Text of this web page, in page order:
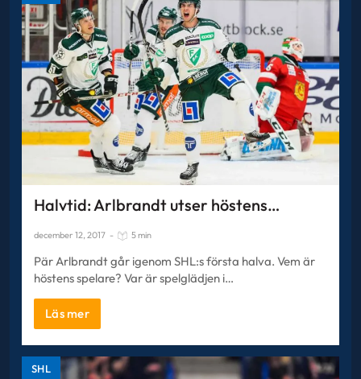
Halvtid: Arlbrandt utser höstens…
december 12, 2017 - 5 min
Pär Arlbrandt går igenom SHL:s första halva. Vem är
höstens spelare? Var är spelglädjen i…
Läs mer
SHL